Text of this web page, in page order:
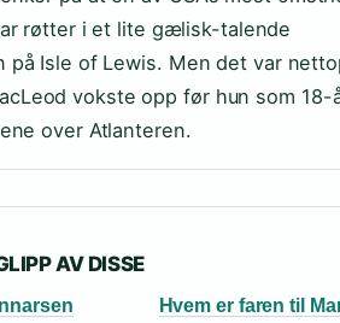
røtter i et lite gælisk-talende
på Isle of Lewis. Men det var
vokste opp før hun som 18-
over Atlanteren.
AV DISSE
Hvem er faren til